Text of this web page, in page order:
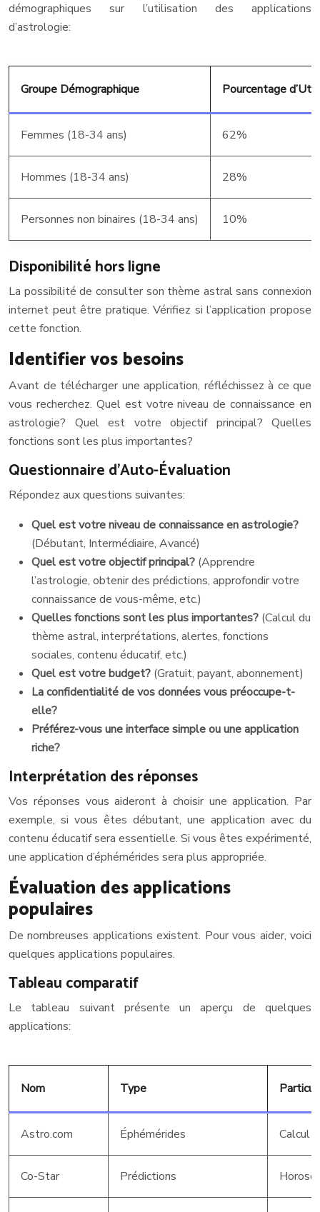
démographiques sur l’utilisation des applications
d’astrologie:
Groupe Démographique Pourcentage
Femmes (18-34 ans) 62%
Hommes (18-34 ans) 28%
Personnes non binaires (18-34 ans) 10%
Disponibilité hors ligne
La possibilité de consulter son thème astral sans connexion
internet peut être pratique. Vérifiez si l’application propose
cette fonction.
Identifier vos besoins
Avant de télécharger une application, réfléchissez à ce que
vous recherchez. Quel est votre niveau de connaissance en
astrologie? Quel est votre objectif principal? Quelles
fonctions sont les plus importantes?
Questionnaire d’Auto-Évaluation
Répondez aux questions suivantes:
Quel est votre niveau de connaissance en astrologie?
(Débutant, Intermédiaire, Avancé)
Quel est votre objectif principal? (Apprendre
l’astrologie, obtenir des prédictions, approfondir votre
connaissance de vous-même, etc.)
Quelles fonctions sont les plus importantes? (Calcul du
thème astral, interprétations, alertes, fonctions
sociales, contenu éducatif, etc.)
Quel est votre budget? (Gratuit, payant, abonnement)
La confidentialité de vos données vous préoccupe-t-
elle?
Préférez-vous une interface simple ou une application
riche?
Interprétation des réponses
Vos réponses vous aideront à choisir une application. Par
exemple, si vous êtes débutant, une application avec du
contenu éducatif sera essentielle. Si vous êtes expérimenté,
une application d’éphémérides sera plus appropriée.
Évaluation des applications
populaires
De nombreuses applications existent. Pour vous aider, voici
quelques applications populaires.
Tableau comparatif
Le tableau suivant présente un aperçu de quelques
applications:
Nom Type
Astro.com Éphémérides Calcul
Co-Star Prédictions